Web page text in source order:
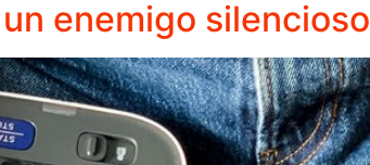
enemigo silencioso